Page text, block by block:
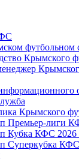
футбольном
Крымского
Крымского
Премьер-лиги
Кубка КФС 2026
Суперкубка КФС